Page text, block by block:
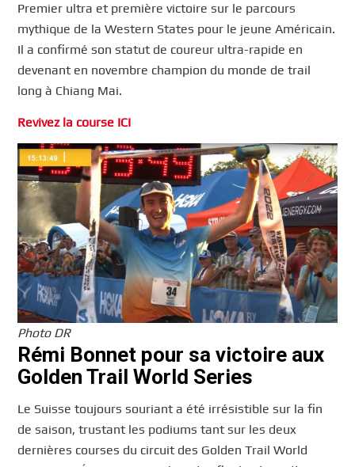
Premier ultra et première victoire sur le parcours
mythique de la Western States pour le jeune Américain.
Il a confirmé son statut de coureur ultra-rapide en
devenant en novembre champion du monde de trail
long à Chiang Mai.
Revivez la course ICI
Photo DR
Rémi Bonnet pour sa victoire aux
Golden Trail World Series
Le Suisse toujours souriant a été irrésistible sur la fin
de saison, trustant les podiums tant sur les deux
dernières courses du circuit des Golden Trail World